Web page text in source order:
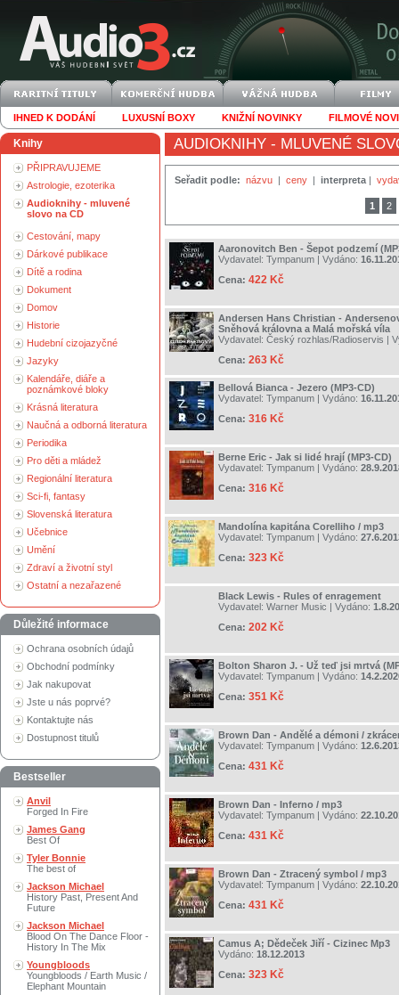
IHNED K DODÁNÍ LUXUSNÍ BOXY KNIŽNÍ NOVINKY FILMOVÉ
Knihy
PŘIPRAVUJEME
Astrologie, ezoterika
Audioknihy - mluvené
slovo na CD
Cestování, mapy
Dárkové publikace
Dítě a rodina
Dokument
Domov
Historie
Hudební cizojazyčné
Jazyky
Kalendáře, diáře a
poznámkové bloky
Krásná literatura
Naučná a odborná literatura
Periodika
Pro děti a mládež
Regionální literatura
Sci-fi, fantasy
Slovenská literatura
Učebnice
Umění
Zdraví a životní styl
Ostatní a nezařazené
Důležité informace
Ochrana osobních údajů
Obchodní podmínky
Jak nakupovat
Jste u nás poprvé?
Kontaktujte nás
Dostupnost titulů
Bestseller
Anvil
Forged In Fire
James Gang
Best Of
Tyler Bonnie
The best of
Jackson Michael
History Past, Present And
Future
Jackson Michael
Blood On The Dance Floor -
History In The Mix
Youngbloods
Youngbloods / Earth Music /
Elephant Mountain
AUDIOKNIHY - MLUVENÉ
Seřadit podle: názvu | ceny | interpreta |
1 2
Aaronovitch Ben - Šepot podzemí
Vydavatel: Tympanum | Vydáno:
Cena: 422 Kč
Andersen Hans Christian -
Sněhová královna a Malá mořská víla
Vydavatel: Český rozhlas/Radioservis |
Cena: 263 Kč
Bellová Bianca - Jezero (MP3-CD)
Vydavatel: Tympanum | Vydáno:
Cena: 316 Kč
Berne Eric - Jak si lidé hrají (MP3-CD)
Vydavatel: Tympanum | Vydáno:
Cena: 316 Kč
Mandolína kapitána Corelliho / mp3
Vydavatel: Tympanum | Vydáno:
Cena: 323 Kč
Black Lewis - Rules of enragement
Vydavatel: Warner Music | Vydáno:
Cena: 202 Kč
Bolton Sharon J. - Už teď jsi mrtvá
Vydavatel: Tympanum | Vydáno:
Cena: 351 Kč
Brown Dan - Andělé a démoni /
Vydavatel: Tympanum | Vydáno:
Cena: 431 Kč
Brown Dan - Inferno / mp3
Vydavatel: Tympanum | Vydáno:
Cena: 431 Kč
Brown Dan - Ztracený symbol / mp3
Vydavatel: Tympanum | Vydáno:
Cena: 431 Kč
Camus A; Dědeček Jiří - Cizinec Mp3
Vydáno: 18.12.2013
Cena: 323 Kč